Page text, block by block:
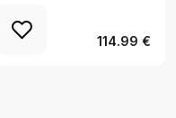
114.99 €